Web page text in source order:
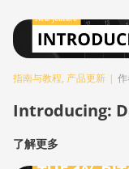
指南与教程, 产品更新 |
Introducing:
了解更多